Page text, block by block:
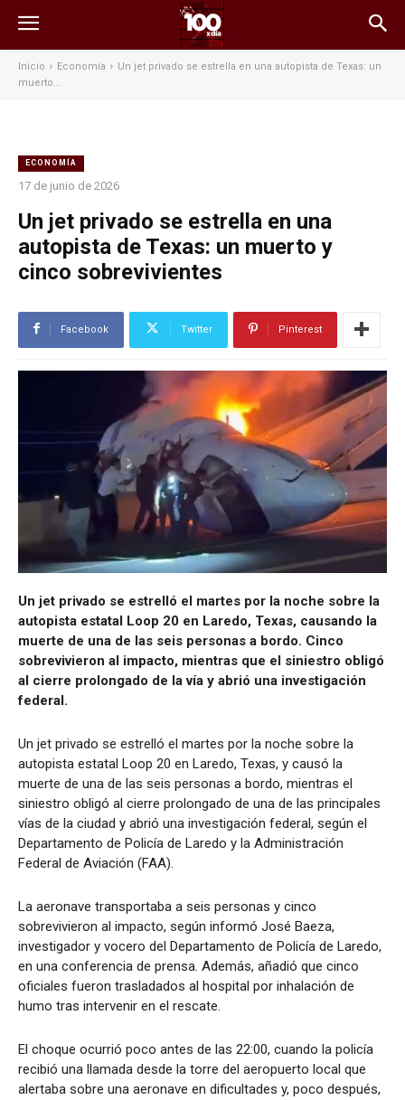
Inicio Economía
Un jet privado se estrella en una autopista de Texas: un
muerto...
ECONOMÍA
17 de junio de 2026
Un jet privado se estrella en una
autopista de Texas: un muerto y
cinco sobrevivientes
Facebook Twitter Pinterest
Un jet privado se estrelló el martes por la noche sobre la
autopista estatal Loop 20 en Laredo, Texas, causando la
muerte de una de las seis personas a bordo. Cinco
sobrevivieron al impacto, mientras que el siniestro obligó
al cierre prolongado de la vía y abrió una investigación
federal.
Un jet privado se estrelló el martes por la noche sobre la
autopista estatal Loop 20 en Laredo, Texas, y causó la
muerte de una de las seis personas a bordo, mientras el
siniestro obligó al cierre prolongado de una de las principales
vías de la ciudad y abrió una investigación federal, según el
Departamento de Policía de Laredo y la Administración
Federal de Aviación (FAA).
La aeronave transportaba a seis personas y cinco
sobrevivieron al impacto, según informó José Baeza,
investigador y vocero del Departamento de Policía de Laredo,
en una conferencia de prensa. Además, añadió que cinco
oficiales fueron trasladados al hospital por inhalación de
humo tras intervenir en el rescate.
El choque ocurrió poco antes de las 22:00, cuando la policía
recibió una llamada desde la torre del aeropuerto local que
alertaba sobre una aeronave en dificultades y, poco después,